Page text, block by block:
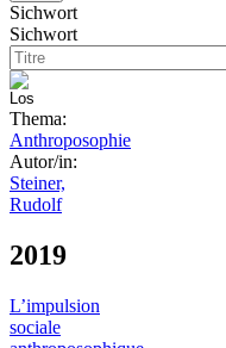
Sichwort
Sichwort
Thema:
Anthroposophie
Autor/in:
Steiner,
Rudolf
2019
L’impulsion
sociale